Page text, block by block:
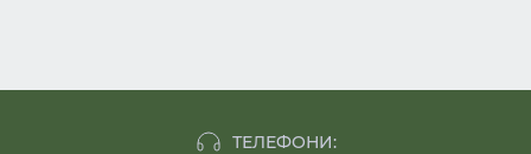
ТЕЛЕФОНИ: